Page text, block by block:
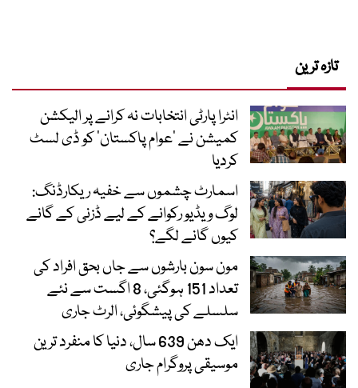
تازہ ترین
انٹرا پارٹی انتخابات نہ کرانے پر الیکشن
کمیشن نے ’عوام پاکستان‘ کو ڈی لسٹ
کردیا
اسمارٹ چشموں سے خفیہ ریکارڈنگ:
لوگ ویڈیو رکوانے کے لیے ڈزنی کے گانے
کیوں گانے لگے؟
مون سون بارشوں سے جاں بحق افراد کی
تعداد 151 ہوگئی، 8 اگست سے نئے
سلسلے کی پیشگوئی، الرٹ جاری
ایک دھن 639 سال، دنیا کا منفرد ترین
موسیقی پروگرام جاری